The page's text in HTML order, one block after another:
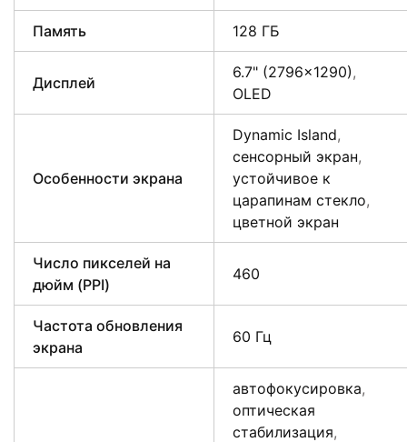
Память 128 ГБ
Дисплей
6.7" (2796×1290),
OLED
Особенности экрана
Dynamic Island,
сенсорный экран,
устойчивое к
царапинам стекло,
цветной экран
Число пикселей на
дюйм (PPI)
460
Частота обновления
экрана
60 Гц
автофокусировка,
оптическая
стабилизация,